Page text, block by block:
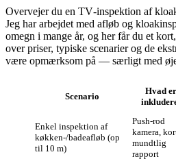
Overvejer du en TV‑inspektion af
Jeg har arbejdet med afløb og
omegn i mange år, og her får du et
over priser, typiske scenarier og de
være opmærksom på — særligt med
Scenario
Hvad er
Enkel inspektion af
køkken-/badeafløb (op
til 10 m)
Push‑rod
kamera,
mundtlig
rapport